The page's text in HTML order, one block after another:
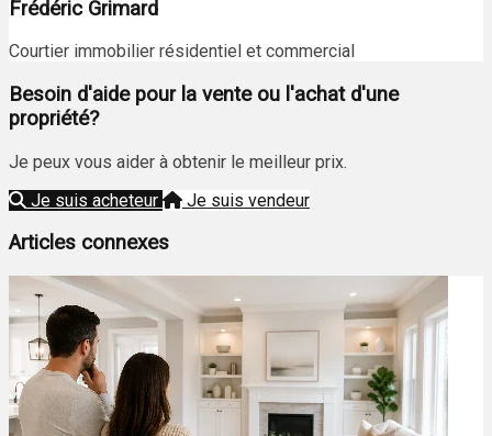
Frédéric Grimard
Courtier immobilier résidentiel et commercial
Besoin d'aide pour la vente ou l'achat d'une
propriété?
Je peux vous aider à obtenir le meilleur prix.
Je suis acheteur
Je suis vendeur
Articles connexes